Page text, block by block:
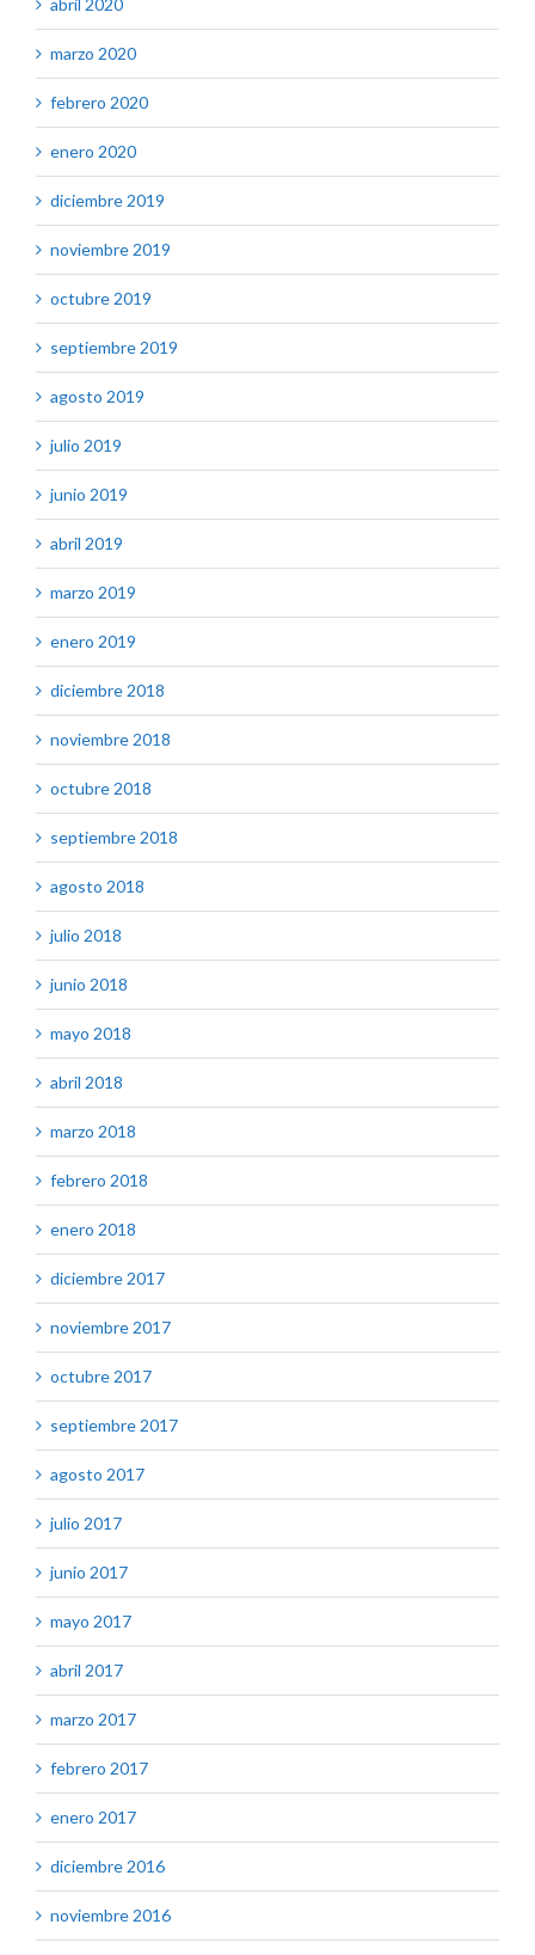
abril 2020
marzo 2020
febrero 2020
enero 2020
diciembre 2019
noviembre 2019
octubre 2019
septiembre 2019
agosto 2019
julio 2019
junio 2019
abril 2019
marzo 2019
enero 2019
diciembre 2018
noviembre 2018
octubre 2018
septiembre 2018
agosto 2018
julio 2018
junio 2018
mayo 2018
abril 2018
marzo 2018
febrero 2018
enero 2018
diciembre 2017
noviembre 2017
octubre 2017
septiembre 2017
agosto 2017
julio 2017
junio 2017
mayo 2017
abril 2017
marzo 2017
febrero 2017
enero 2017
diciembre 2016
noviembre 2016